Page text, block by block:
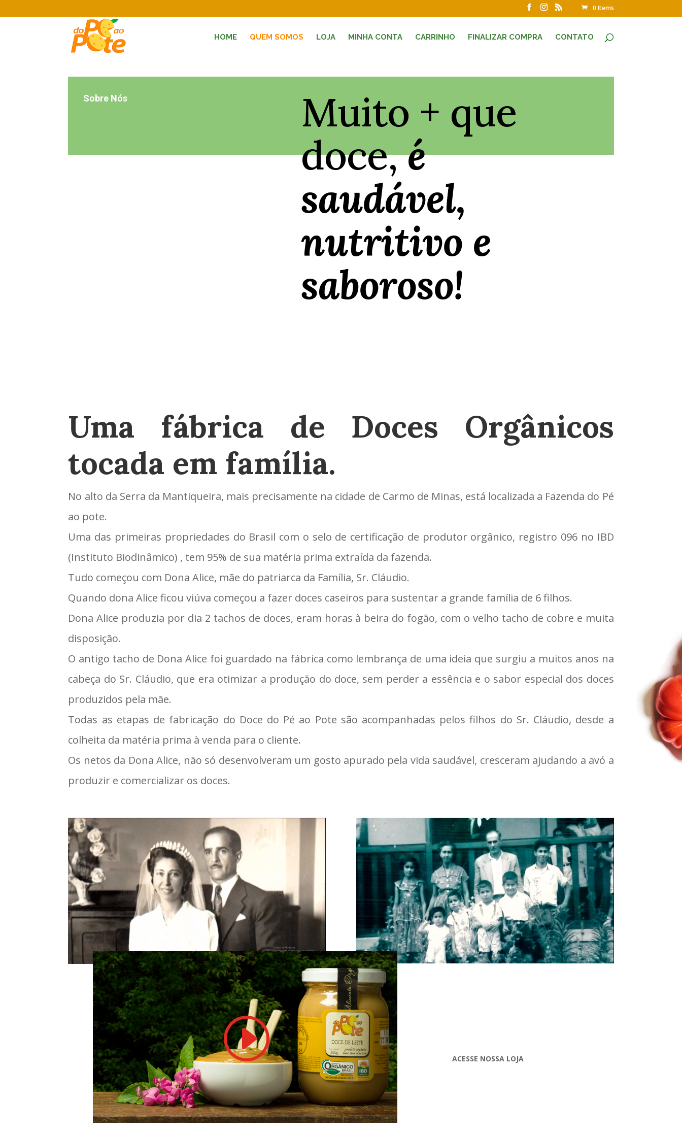
0 Items
HOME QUEM SOMOS LOJA MINHA CONTA CARRINHO FINALIZAR COMPRA CONTATO
Sobre Nós
Muito + que
doce,é
saudável,
nutritivo e
saboroso!
Uma fábrica de Doces Orgânicos
tocada em família.
No alto da Serra da Mantiqueira, mais precisamente na cidade de Carmo de Minas, está localizada a Fazenda do Pé
ao pote.
Uma das primeiras propriedades do Brasil com o selo de certificação de produtor orgânico, registro 096 no IBD
(Instituto Biodinâmico) , tem 95% de sua matéria prima extraída da fazenda.
Tudo começou com Dona Alice, mãe do patriarca da Família, Sr. Cláudio.
Quando dona Alice ficou viúva começou a fazer doces caseiros para sustentar a grande família de 6 filhos.
Dona Alice produzia por dia 2 tachos de doces, eram horas à beira do fogão, com o velho tacho de cobre e muita
disposição.
O antigo tacho de Dona Alice foi guardado na fábrica como lembrança de uma ideia que surgiu a muitos anos na
cabeça do Sr. Cláudio, que era otimizar a produção do doce, sem perder a essência e o sabor especial dos doces
produzidos pela mãe.
Todas as etapas de fabricação do Doce do Pé ao Pote são acompanhadas pelos filhos do Sr. Cláudio, desde a
colheita da matéria prima à venda para o cliente.
Os netos da Dona Alice, não só desenvolveram um gosto apurado pela vida saudável, cresceram ajudando a avó a
produzir e comercializar os doces.
ACESSE NOSSA LOJA